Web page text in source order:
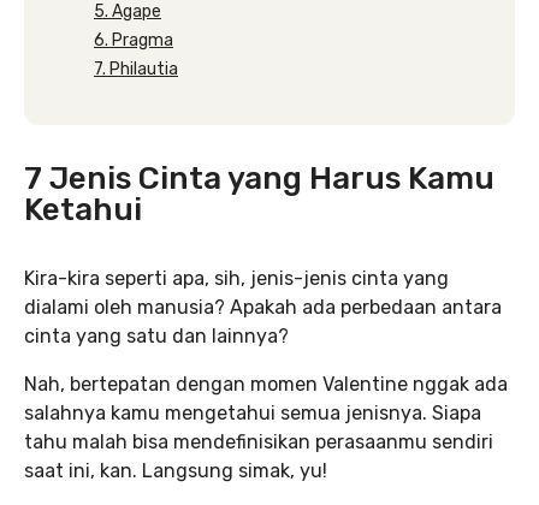
5. Agape
6. Pragma
7. Philautia
7 Jenis Cinta yang Harus Kamu
Ketahui
Kira-kira seperti apa, sih, jenis-jenis cinta yang
dialami oleh manusia? Apakah ada perbedaan antara
cinta yang satu dan lainnya?
Nah, bertepatan dengan momen Valentine nggak ada
salahnya kamu mengetahui semua jenisnya. Siapa
tahu malah bisa mendefinisikan perasaanmu sendiri
saat ini, kan. Langsung simak, yu!